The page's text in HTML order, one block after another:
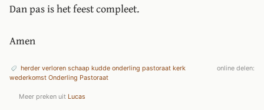
Dan pas is het feest compleet.
Amen
online delen:
herder verloren schaap kudde onderling pastoraat kerk
wederkomst Onderling Pastoraat
Meer preken uit Lucas